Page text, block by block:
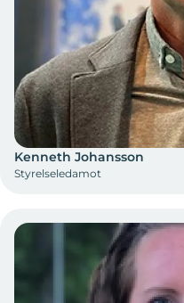
Kenneth Johansson
Styrelseledamot